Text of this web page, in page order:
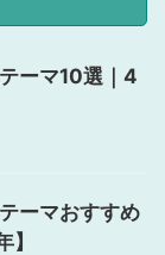
ーマ10選｜4
ーマおすすめ